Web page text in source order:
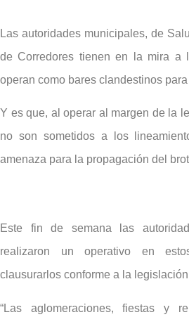
Las autoridades municipales, de
de Corredores tienen en la mira a
operan como bares clandestinos
Y es que, al operar al margen de la
no son sometidos a los
amenaza para la propagación del
Este fin de semana las
realizaron un operativo en
clausurarlos conforme a la
“Las aglomeraciones, fiestas y